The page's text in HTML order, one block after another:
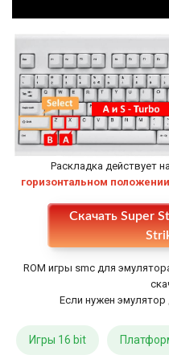
Настройки
Раскладка действует
горизонтальном положении
Скачать Super
ROM игры smc для
Если нужен эмулятор
Игры 16 bit